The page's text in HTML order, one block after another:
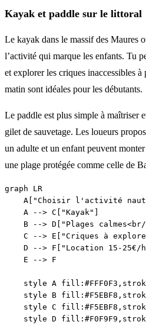
Kayak et paddle sur le littoral
Le kayak dans le massif des Maures
l’activité qui marque les enfants. Tu
et explorer les criques inaccessibles
matin sont idéales pour les débutants.
Le paddle est plus simple à maîtriser
gilet de sauvetage. Les loueurs
un adulte et un enfant peuvent
une plage protégée comme celle de
graph LR
A["Choisir l'activité
    A --> C["Kayak"]
B --> D["Plages
C --> E["Criques à
D --> F["Location 15-25€/
    E --> F
style A
style B
style C
style D